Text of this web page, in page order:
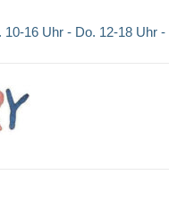
10-16 Uhr - Do. 12-18 Uhr -